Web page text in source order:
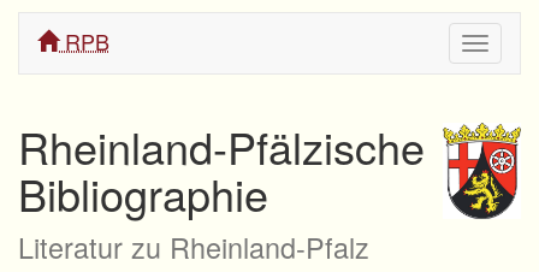
ein/
RPB
Rheinland-Pfälzische
Bibliographie
Literatur zu Rheinland-Pfalz